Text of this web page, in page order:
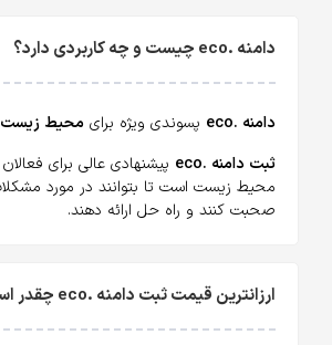
دامنه .eco چیست و چه کاربردی دارد؟
دامنه .eco پسوندی ویژه برای محیط زیست
ثبت دامنه .eco
پیشنهادی عالی برای
محیط زیست است تا بتوانند در مورد
صحبت کنند و راه حل ارائه دهند.
ارزانترین قیمت ثبت دامنه .eco چقدر است؟